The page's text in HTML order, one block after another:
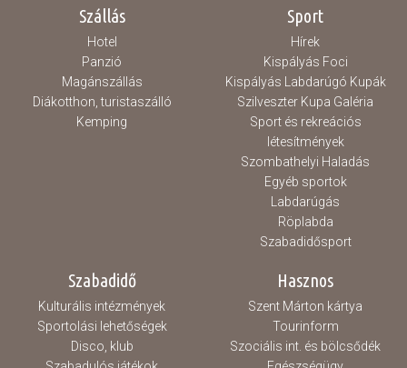
Szállás
Hotel
Panzió
Magánszállás
Diákotthon, turistaszálló
Kemping
Sport
Hírek
Kispályás Foci
Kispályás Labdarúgó Kupák
Szilveszter Kupa Galéria
Sport és rekreációs
létesítmények
Szombathelyi Haladás
Egyéb sportok
Labdarúgás
Röplabda
Szabadidősport
Szabadidő
Kulturális intézmények
Sportolási lehetőségek
Disco, klub
Hasznos
Szent Márton kártya
Tourinform
Szociális int. és bölcsődék